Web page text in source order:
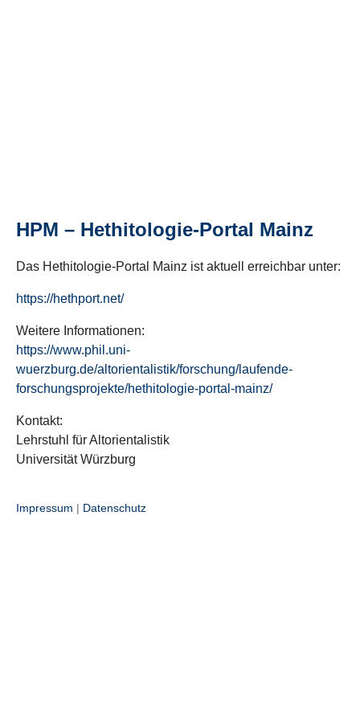
HPM – Hethitologie-Portal Mainz
Das Hethitologie-Portal Mainz ist aktuell erreichbar unter:
https://hethport.net/
Weitere Informationen:
https://www.phil.uni-
wuerzburg.de/altorientalistik/forschung/laufende-
forschungsprojekte/hethitologie-portal-mainz/
Kontakt:
Lehrstuhl für Altorientalistik
Universität Würzburg
Impressum | Datenschutz